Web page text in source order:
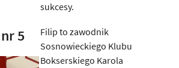
sukcesy.
5
Filip to zawodnik
Sosnowieckiego Klubu
Bokserskiego Karola